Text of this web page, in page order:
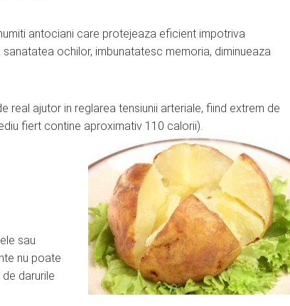
antociani care protejeaza eficient impotriva
ochilor, imbunatatesc memoria, diminueaza
ajutor in reglarea tensiunii arteriale, fiind extrem de
fiert contine aproximativ 110 calorii).
sau
nu poate
darurile